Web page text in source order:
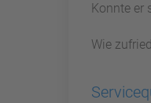
Konnte er
Wie